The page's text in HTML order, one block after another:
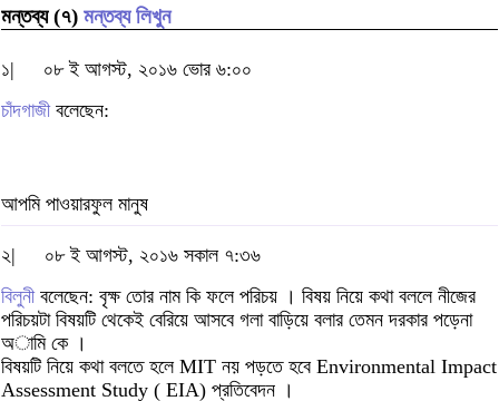
মন্তব্য (৭) মন্তব্য লিখুন
১|
০৮ ই আগস্ট, ২০১৬ ভোর ৬:০০
চাঁদগাজীবলেছেন:
আপমি পাওয়ারফুল মানুষ
২|
০৮ ই আগস্ট, ২০১৬ সকাল ৭:৩৬
বিলুনীবলেছেন: বৃক্ষ তোর নাম কি ফলে পরিচয় । বিষয় নিয়ে কথা বললে নীজের
পরিচয়টা বিষয়টি থেকেই বেরিয়ে আসবে গলা বাড়িয়ে বলার তেমন দরকার পড়েনা
অামি কে ।
বিষয়টি নিয়ে কথা বলতে হলে MIT নয় পড়তে হবে Environmental Impact
Assessment Study ( EIA) প্রতিবেদন ।